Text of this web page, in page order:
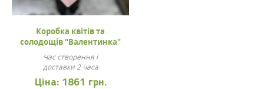
Коробка квітів та
солодощів "Валентинка"
Час створення і
доставки 2 часа
Ціна: 1861 грн.